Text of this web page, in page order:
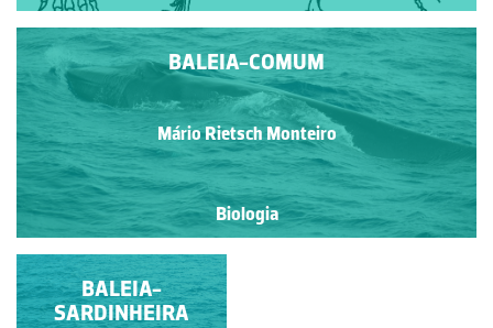
BALEIA-COMUM
Mário Rietsch Monteiro
Biologia
BALEIA-
SARDINHEIRA